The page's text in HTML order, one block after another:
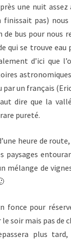
une nuit assez
finissait pas)
bus pour nous
qui se trouve eau
d’ici que
par un français
dire que la
pureté.
heure de
paysages
mélange de
fonce pour
soir mais pas de
plus